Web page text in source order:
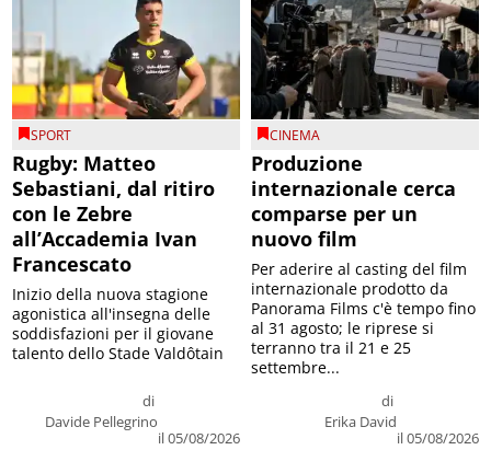
SPORT
Rugby: Matteo
Sebastiani, dal ritiro
con le Zebre
all’Accademia Ivan
Francescato
di
Davide Pellegrino
il 05/08/2026
Inizio della nuova stagione
agonistica all'insegna delle
soddisfazioni per il giovane
talento dello Stade Valdôtain
CINEMA
Produzione
internazionale cerca
comparse per un
nuovo film
di
Erika David
il 05/08/2026
Per aderire al casting del film
internazionale prodotto da
Panorama Films c'è tempo fino
al 31 agosto; le riprese si
terranno tra il 21 e 25
settembre...